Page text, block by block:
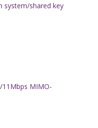
system/shared key
11Mbps MIMO-